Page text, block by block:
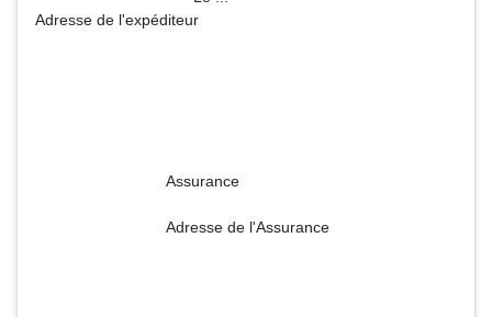
Adresse de l'expéditeur
Assurance
Adresse de l'Assurance